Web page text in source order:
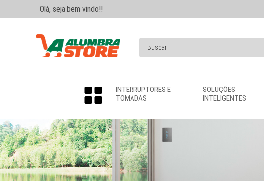
Olá, seja bem vindo!!
INTERRUPTORES E
TOMADAS
SOLUÇÕES
INTELIGENTES